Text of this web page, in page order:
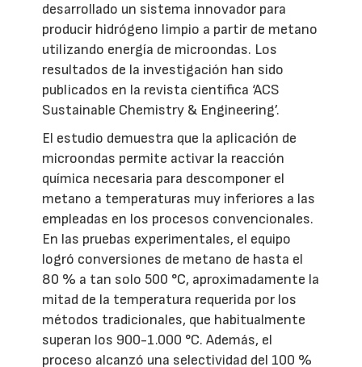
desarrollado un sistema innovador para
producir hidrógeno limpio a partir de metano
utilizando energía de microondas. Los
resultados de la investigación han sido
publicados en la revista científica ‘ACS
Sustainable Chemistry & Engineering’.
El estudio demuestra que la aplicación de
microondas permite activar la reacción
química necesaria para descomponer el
metano a temperaturas muy inferiores a las
empleadas en los procesos convencionales.
En las pruebas experimentales, el equipo
logró conversiones de metano de hasta el
80 % a tan solo 500 °C, aproximadamente la
mitad de la temperatura requerida por los
métodos tradicionales, que habitualmente
superan los 900-1.000 °C. Además, el
proceso alcanzó una selectividad del 100 %